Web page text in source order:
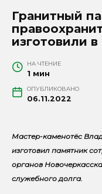
Гранитный
изготовили
НА ЧТЕНИЕ
1 мин
ОПУБЛИКОВАНО
06.11.2022
Мастер-каменотёс
изготовил памятник
органов
служебного долга.